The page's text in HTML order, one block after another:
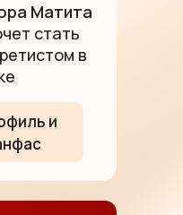
Матита
стать
в
и